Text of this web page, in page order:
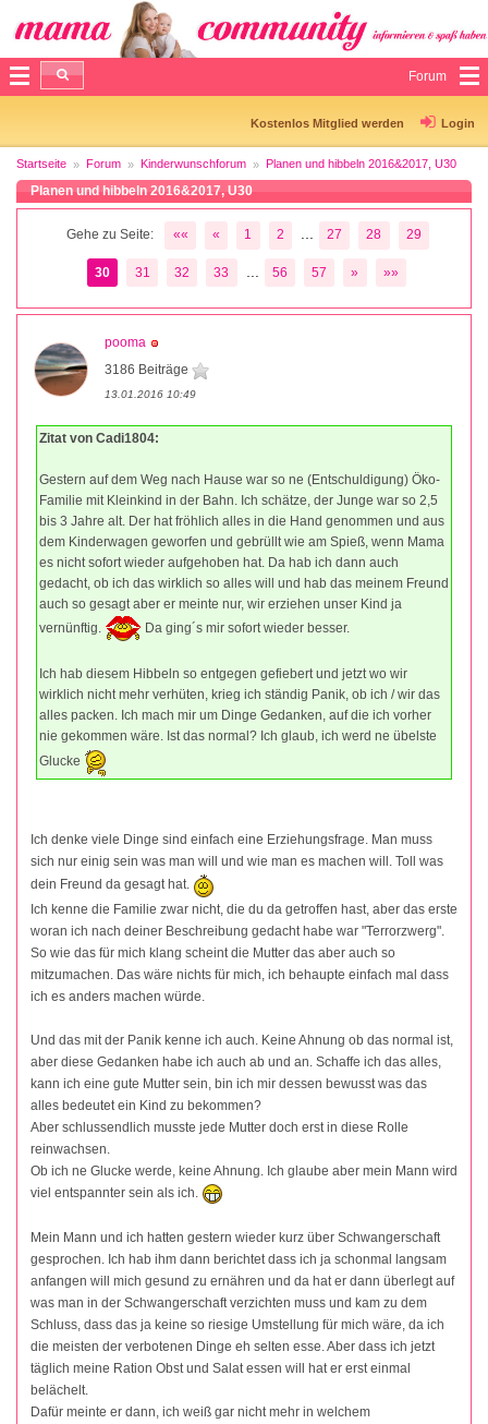
Forum
Kostenlos Mitglied werden Login
Startseite Forum Kinderwunschforum Planen und hibbeln 2016&2017, U30
Planen und hibbeln 2016&2017, U30
Gehe zu Seite: «« « 1 2 27 28 29
30 31 32 33 56 57 » »»
pooma
3186 Beiträge
13.01.2016 10:49
Zitat von Cadi1804:
Gestern auf dem Weg nach Hause war so ne (Entschuldigung) Öko-
Familie mit Kleinkind in der Bahn. Ich schätze, der Junge war so 2,5
bis 3 Jahre alt. Der hat fröhlich alles in die Hand genommen und aus
dem Kinderwagen geworfen und gebrüllt wie am Spieß, wenn Mama
es nicht sofort wieder aufgehoben hat. Da hab ich dann auch
gedacht, ob ich das wirklich so alles will und hab das meinem Freund
auch so gesagt aber er meinte nur, wir erziehen unser Kind ja
vernünftig.
Da ging´s mir sofort wieder besser.
Ich hab diesem Hibbeln so entgegen gefiebert und jetzt wo wir
wirklich nicht mehr verhüten, krieg ich ständig Panik, ob ich / wir das
alles packen. Ich mach mir um Dinge Gedanken, auf die ich vorher
nie gekommen wäre. Ist das normal? Ich glaub, ich werd ne übelste
Glucke
Ich denke viele Dinge sind einfach eine Erziehungsfrage. Man muss
sich nur einig sein was man will und wie man es machen will. Toll was
dein Freund da gesagt hat.
Ich kenne die Familie zwar nicht, die du da getroffen hast, aber das erste
woran ich nach deiner Beschreibung gedacht habe war "Terrorzwerg".
So wie das für mich klang scheint die Mutter das aber auch so
mitzumachen. Das wäre nichts für mich, ich behaupte einfach mal dass
ich es anders machen würde.
Und das mit der Panik kenne ich auch. Keine Ahnung ob das normal ist,
aber diese Gedanken habe ich auch ab und an. Schaffe ich das alles,
kann ich eine gute Mutter sein, bin ich mir dessen bewusst was das
alles bedeutet ein Kind zu bekommen?
Aber schlussendlich musste jede Mutter doch erst in diese Rolle
reinwachsen.
Ob ich ne Glucke werde, keine Ahnung. Ich glaube aber mein Mann wird
viel entspannter sein als ich.
Mein Mann und ich hatten gestern wieder kurz über Schwangerschaft
gesprochen. Ich hab ihm dann berichtet dass ich ja schonmal langsam
anfangen will mich gesund zu ernähren und da hat er dann überlegt auf
was man in der Schwangerschaft verzichten muss und kam zu dem
Schluss, dass das ja keine so riesige Umstellung für mich wäre, da ich
die meisten der verbotenen Dinge eh selten esse. Aber dass ich jetzt
täglich meine Ration Obst und Salat essen will hat er erst einmal
belächelt.
Dafür meinte er dann, ich weiß gar nicht mehr in welchem